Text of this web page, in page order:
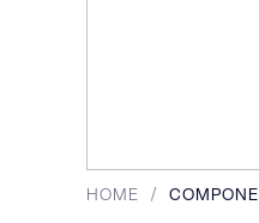
HOME /